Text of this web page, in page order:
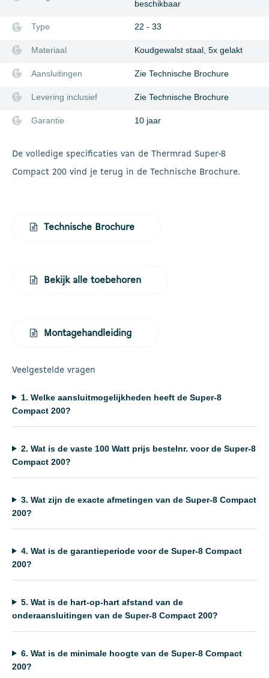
beschikbaar
Type 22 - 33
Materiaal Koudgewalst staal, 5x gelakt
Aansluitingen Zie Technische Brochure
Levering inclusief Zie Technische Brochure
Garantie 10 jaar
De volledige specificaties van de Thermrad Super-8
Compact 200 vind je terug in de Technische Brochure.
Technische Brochure
Bekijk alle toebehoren
Montagehandleiding
Veelgestelde vragen
1. Welke aansluitmogelijkheden heeft de Super-8
Compact 200?
2. Wat is de vaste 100 Watt prijs bestelnr. voor de Super-8
Compact 200?
3. Wat zijn de exacte afmetingen van de Super-8 Compact
200?
4. Wat is de garantieperiode voor de Super-8 Compact
200?
5. Wat is de hart-op-hart afstand van de
onderaansluitingen van de Super-8 Compact 200?
6. Wat is de minimale hoogte van de Super-8 Compact
200?